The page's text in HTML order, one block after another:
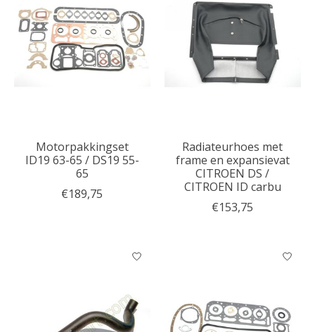
Motorpakkingset
ID19 63-65 / DS19 55-
65
€189,75
Radiateurhoes met
frame en expansievat
CITROEN DS /
CITROEN ID carbu
€153,75